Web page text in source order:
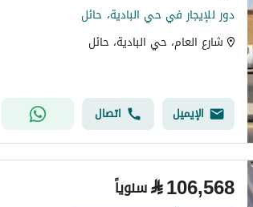
دور للإيجار في حي البادية، حائل
شارع العام، حي البادية، حائل
الإيميل اتصال
⃁106,568 سنوياً